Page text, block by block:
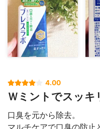
4.00
Ｗミントでスッキ
口臭を元から除去。
マルチケアで口臭の防止